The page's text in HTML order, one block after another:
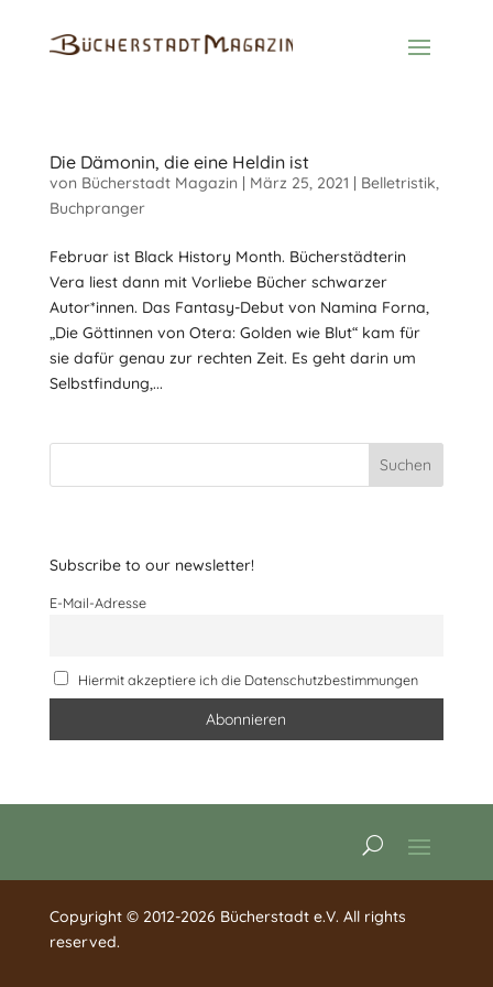
Die Dämonin, die eine Heldin ist
von Bücherstadt Magazin | März 25, 2021 | Belletristik,
Buchpranger
Februar ist Black History Month. Bücherstädterin
Vera liest dann mit Vorliebe Bücher schwarzer
Autor*innen. Das Fantasy-Debut von Namina Forna,
„Die Göttinnen von Otera: Golden wie Blut“ kam für
sie dafür genau zur rechten Zeit. Es geht darin um
Selbstfindung,...
Suchen
Subscribe to our newsletter!
E-Mail-Adresse
Hiermit akzeptiere ich die Datenschutzbestimmungen
Copyright © 2012-2026 Bücherstadt e.V. All rights
reserved.